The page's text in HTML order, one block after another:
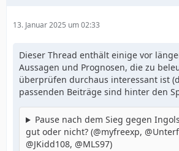
13. Januar 2025 um 02:33
Dieser Thread enthält einige vor
Aussagen und Prognosen, die zu
überprüfen durchaus interessant ist
passenden Beiträge sind hinter den
Pause nach dem Sieg gegen
gut oder nicht? (@myfreexp,
@JKidd108, @MLS97)